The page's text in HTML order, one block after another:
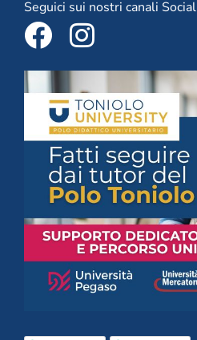
Seguici sui nostri canali Social